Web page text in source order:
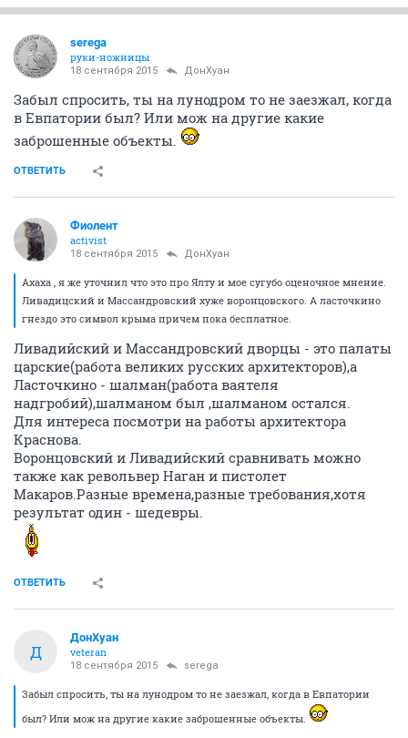
serega
руки-ножницы
18 сентября 2015 ДонХуан
Забыл спросить, ты на лунодром то не заезжал, когда
в Евпатории был? Или мож на другие какие
заброшенные объекты.
ОТВЕТИТЬ
Фиолент
activist
18 сентября 2015 ДонХуан
Ахаха , я же уточнил что это про Ялту и мое сугубо оценочное мнение.
Ливадицский и Массандровский хуже воронцовского. А ласточкино
гнездо это символ крыма причем пока бесплатное.
Ливадийский и Массандровский дворцы - это палаты
царские(работа великих русских архитекторов),а
Ласточкино - шалман(работа ваятеля
надгробий),шалманом был ,шалманом остался.
Для интереса посмотри на работы архитектора
Краснова.
Воронцовский и Ливадийский сравнивать можно
также как револьвер Наган и пистолет
Макаров.Разные времена,разные требования,хотя
результат один - шедевры.
ОТВЕТИТЬ
Д
ДонХуан
veteran
18 сентября 2015 serega
Забыл спросить, ты на лунодром то не заезжал, когда в Евпатории
был? Или мож на другие какие заброшенные объекты.